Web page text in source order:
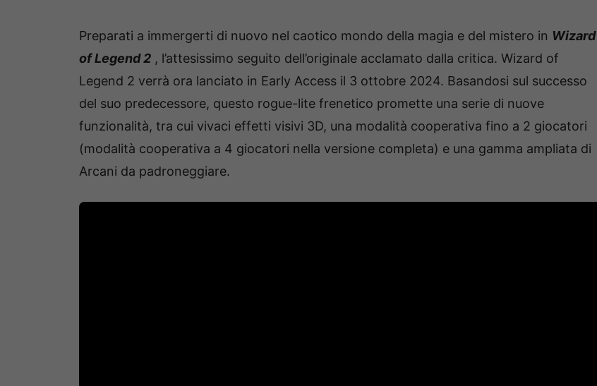
Preparati a immergerti di nuovo nel caotico mondo della magia e del mistero in Wizard
of Legend 2 , l’attesissimo seguito dell’originale acclamato dalla critica. Wizard of
Legend 2 verrà ora lanciato in Early Access il 3 ottobre 2024. Basandosi sul successo
del suo predecessore, questo rogue-lite frenetico promette una serie di nuove
funzionalità, tra cui vivaci effetti visivi 3D, una modalità cooperativa fino a 2 giocatori
(modalità cooperativa a 4 giocatori nella versione completa) e una gamma ampliata di
Arcani da padroneggiare.